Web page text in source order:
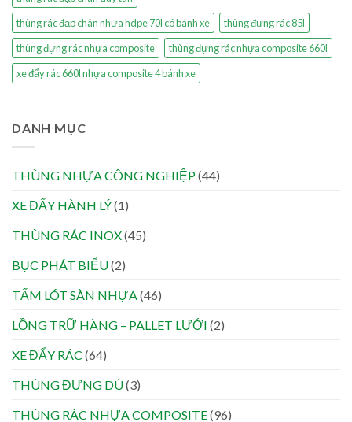
thùng rác đạp chân nhựa hdpe 70l có bánh xe
thùng đựng rác 85l
thùng đựng rác nhựa composite
thùng đựng rác nhựa composite 660l
xe đẩy rác 660l nhựa composite 4 bánh xe
DANH MỤC
THÙNG NHỰA CÔNG NGHIỆP(44)
XE ĐẨY HÀNH LÝ(1)
THÙNG RÁC INOX(45)
BỤC PHÁT BIỂU(2)
TẤM LÓT SÀN NHỰA(46)
LỒNG TRỮ HÀNG – PALLET LƯỚI (2)
XE ĐẨY RÁC (64)
THÙNG ĐỰNG DÙ(3)
THÙNG RÁC NHỰA COMPOSITE(96)